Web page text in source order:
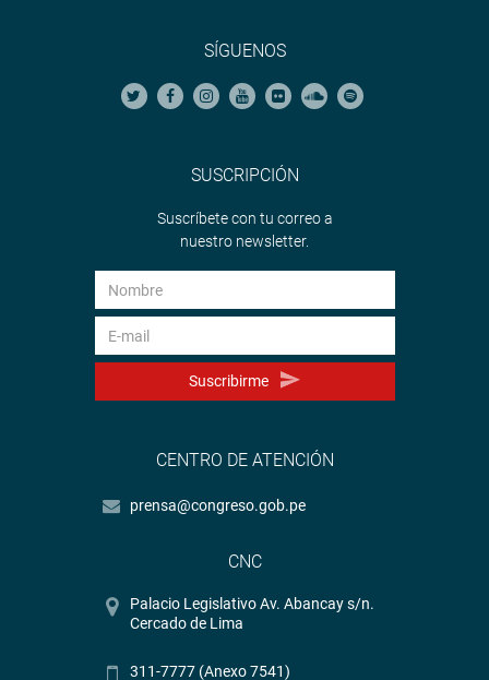
SÍGUENOS
SUSCRIPCIÓN
Suscríbete con tu correo a
nuestro newsletter.
Suscribirme
CENTRO DE ATENCIÓN
prensa@congreso.gob.pe
CNC
Palacio Legislativo Av. Abancay s/n.
Cercado de Lima
311-7777 (Anexo 7541)